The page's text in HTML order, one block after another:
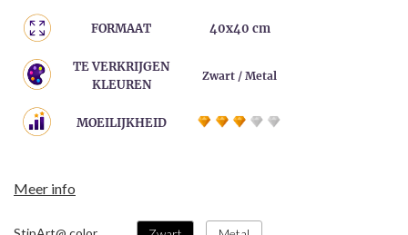
FORMAAT 40x40 cm
TE VERKRIJGEN
KLEUREN
Zwart / Metal
MOEILIJKHEID
Meer info